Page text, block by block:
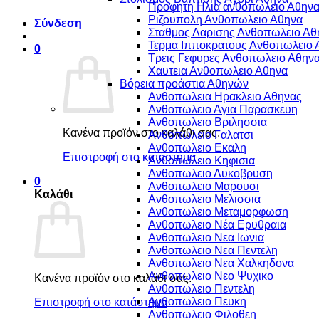
Σύνδεση
0
Κανένα προϊόν στο καλάθι σας.
Επιστροφή στο κατάστημα
0
Καλάθι
Κανένα προϊόν στο καλάθι σας.
Επιστροφή στο κατάστημα
Προφητη Ηλια ανθοπωλειο Αθηνα
Ριζουπολη Ανθοπωλειο Αθηνα
Σταθμος Λαρισης Ανθοπωλειο
Τερμα Ιπποκρατους Ανθοπωλειο
Τρεις Γεφυρες Ανθοπωλειο
Χαυτεια Ανθοπωλειο Αθηνα
Βόρεια προάστια Αθηνών
Ανθοπωλεια Ηρακλειο Αθηνας
Ανθοπωλειο Αγια Παρασκευη
Ανθοπωλειο Βριλησσια
Ανθοπωλειο Γαλατσι
Ανθοπωλειο Εκαλη
Ανθοπωλειο Κηφισια
Ανθοπωλειο Λυκοβρυση
Ανθοπωλειο Μαρουσι
Ανθοπωλειο Μελισσια
Ανθοπωλειο Μεταμορφωση
Ανθοπωλειο Νέα Ερυθραια
Ανθοπωλειο Νεα Ιωνια
Ανθοπωλειο Νεα Πεντελη
Ανθοπωλειο Νεα Χαλκηδονα
Ανθοπωλειο Νεο Ψυχικο
Ανθοπωλειο Πεντελη
Ανθοπωλειο Πευκη
Ανθοπωλειο Φιλοθεη